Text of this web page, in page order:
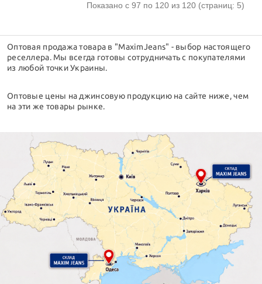
Показано с 97 по 120 из 120 (страниц: 5)
Оптовая продажа товара в "MaximJeans" - выбор настоящего
реселлера. Мы всегда готовы сотрудничать с покупателями
из любой точки Украины.
Оптовые цены на джинсовую продукцию на сайте ниже, чем
на эти же товары рынке.